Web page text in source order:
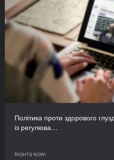
Політика проти здорового
із регулюва…
RIGHTS NOW!